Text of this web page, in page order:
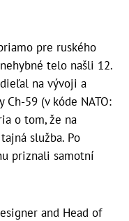
pre ruského
telo našli 12.
na vývoji a
59 (v kóde NATO:
o tom, že na
služba. Po
priznali samotní
and Head of